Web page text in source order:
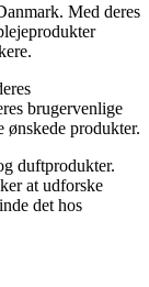
Med deres
brugervenlige
ønskede produkter.
duftprodukter.
at udforske
det hos